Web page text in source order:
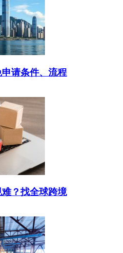
请条件、流程
？找全球跨境